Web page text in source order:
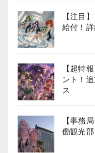
【注目
給付！
【超特
ント！
ス
【事務
働観光